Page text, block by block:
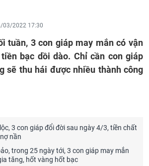
03/2022 17:30
tuần, 3 con giáp may mắn có vận
bạc dồi dào. Chỉ cần con giáp
sẽ thu hái được nhiều thành công
3 con giáp đổi đời sau ngày 4/3, tiền chất
nần
trong 25 ngày tới, 3 con giáp may mắn
tăng, hốt vàng hốt bạc